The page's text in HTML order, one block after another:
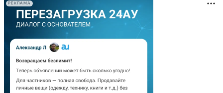
РЕКЛАМА